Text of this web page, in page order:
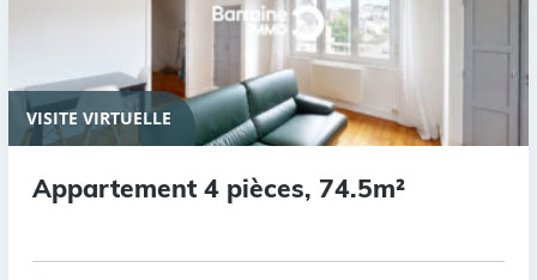
VISITE VIRTUELLE
Appartement 4 pièces, 74.5m²